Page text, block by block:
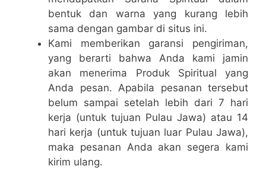
bentuk dan warna yang kurang lebih
sama dengan gambar di situs ini.
Kami memberikan garansi pengiriman,
yang berarti bahwa Anda kami jamin
akan menerima Produk Spiritual yang
Anda pesan. Apabila pesanan tersebut
belum sampai setelah lebih dari 7 hari
kerja (untuk tujuan Pulau Jawa) atau 14
hari kerja (untuk tujuan luar Pulau Jawa),
maka pesanan Anda akan segera kami
kirim ulang.